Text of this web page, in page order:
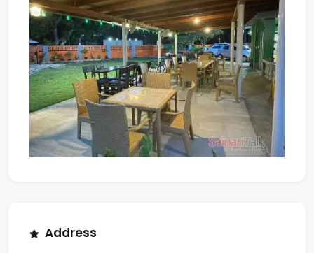
Address